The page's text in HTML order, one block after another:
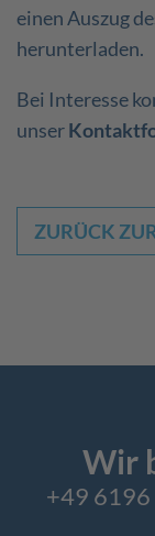
einen Auszug
herunterladen.
Bei Interesse
unser
ZURÜCK
Wir
+49 6196